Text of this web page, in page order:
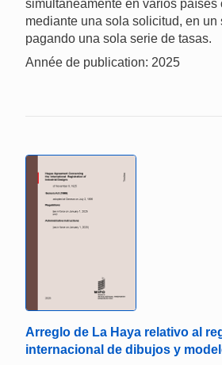
simultáneamente en varios países
mediante una sola solicitud, en un
pagando una sola serie de tasas.
Année de publication: 2025
Arreglo de La Haya relativo al
internacional de dibujos y